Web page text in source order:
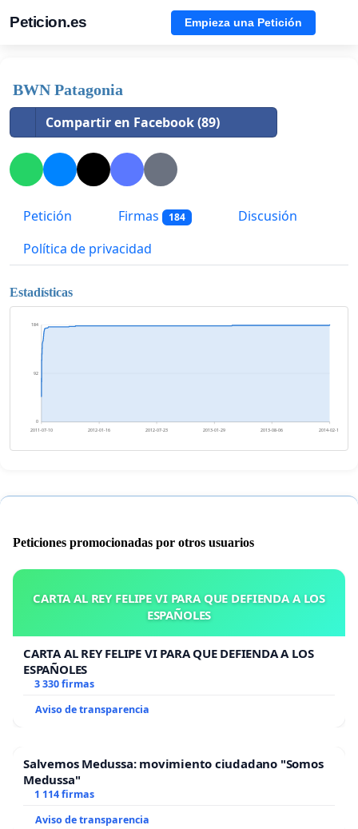
Peticion.es Empieza una Petición
BWN Patagonia
Compartir en Facebook (89)
Petición Firmas 184
Discusión
Política de privacidad
Estadísticas
0
92
184
2011-07-10 2012-01-16 2012-07-23 2013-01-29 2013-08-06 2014-02-12
Peticiones promocionadas por otros usuarios
CARTA AL REY FELIPE VI PARA QUE DEFIENDA A LOS
ESPAÑOLES
CARTA AL REY FELIPE VI PARA QUE DEFIENDA A LOS
ESPAÑOLES
3 330 firmas
Aviso de transparencia
Salvemos Medussa: movimiento ciudadano "Somos
Medussa"
1 114 firmas
Aviso de transparencia